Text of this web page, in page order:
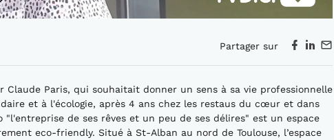
Partager sur
Claude Paris, qui souhaitait donner un sens à sa vie professionnelle
et à l'écologie, après 4 ans chez les restaus du cœur et dans
"l'entreprise de ses rêves et un peu de ses délires" est un espace
eco-friendly. Situé à St-Alban au nord de Toulouse, l’espace